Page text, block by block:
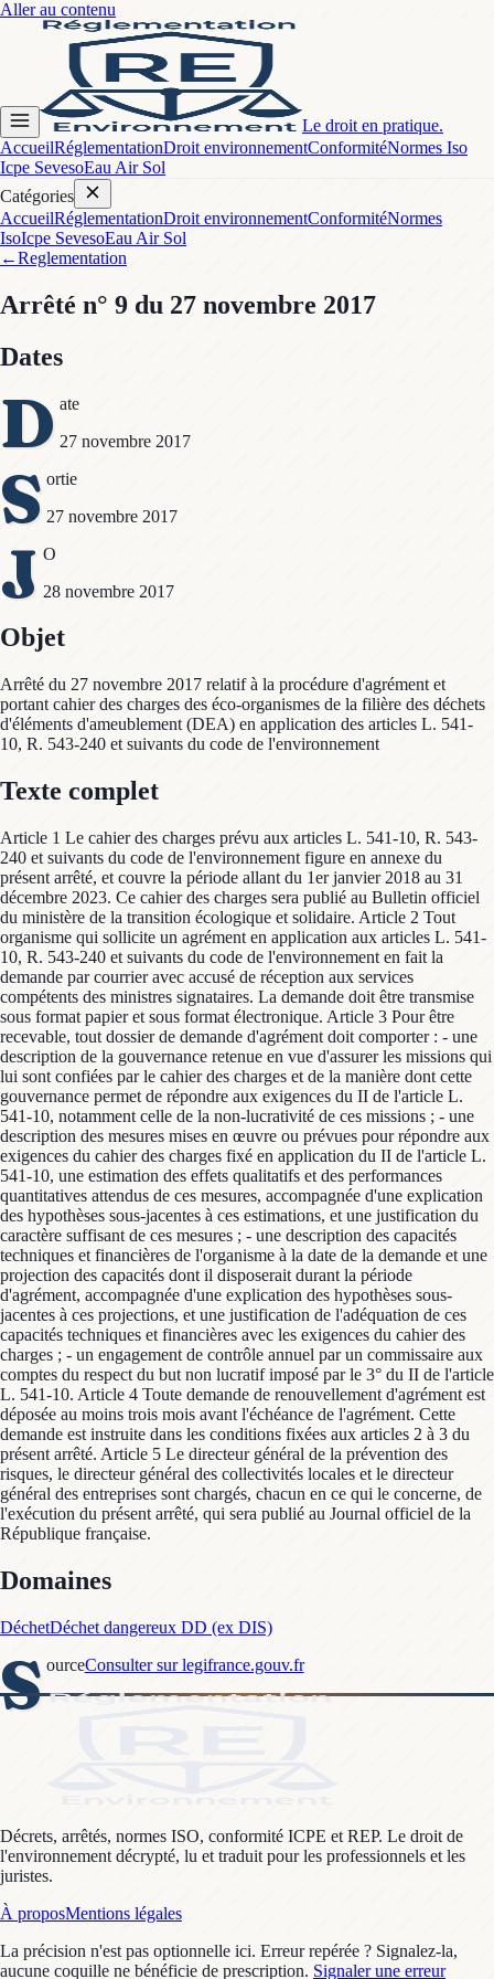
Aller au contenu
Le droit en pratique.
AccueilRéglementationDroit environnementConformitéNormes Iso
Icpe SevesoEau Air Sol
Catégories
AccueilRéglementationDroit environnementConformitéNormes
IsoIcpe SevesoEau Air Sol
←Reglementation
Arrêté n° 9 du 27 novembre 2017
Dates
D ate
27 novembre 2017
S ortie
27 novembre 2017
J O
28 novembre 2017
Objet
Arrêté du 27 novembre 2017 relatif à la procédure d'agrément et
portant cahier des charges des éco-organismes de la filière des déchets
d'éléments d'ameublement (DEA) en application des articles L. 541-
10, R. 543-240 et suivants du code de l'environnement
Texte complet
Article 1 Le cahier des charges prévu aux articles L. 541-10, R. 543-
240 et suivants du code de l'environnement figure en annexe du
présent arrêté, et couvre la période allant du 1er janvier 2018 au 31
décembre 2023. Ce cahier des charges sera publié au Bulletin officiel
du ministère de la transition écologique et solidaire. Article 2 Tout
organisme qui sollicite un agrément en application aux articles L. 541-
10, R. 543-240 et suivants du code de l'environnement en fait la
demande par courrier avec accusé de réception aux services
compétents des ministres signataires. La demande doit être transmise
sous format papier et sous format électronique. Article 3 Pour être
recevable, tout dossier de demande d'agrément doit comporter : - une
description de la gouvernance retenue en vue d'assurer les missions qui
lui sont confiées par le cahier des charges et de la manière dont cette
gouvernance permet de répondre aux exigences du II de l'article L.
541-10, notamment celle de la non-lucrativité de ces missions ; - une
description des mesures mises en œuvre ou prévues pour répondre aux
exigences du cahier des charges fixé en application du II de l'article L.
541-10, une estimation des effets qualitatifs et des performances
quantitatives attendus de ces mesures, accompagnée d'une explication
des hypothèses sous-jacentes à ces estimations, et une justification du
caractère suffisant de ces mesures ; - une description des capacités
techniques et financières de l'organisme à la date de la demande et une
projection des capacités dont il disposerait durant la période
d'agrément, accompagnée d'une explication des hypothèses sous-
jacentes à ces projections, et une justification de l'adéquation de ces
capacités techniques et financières avec les exigences du cahier des
charges ; - un engagement de contrôle annuel par un commissaire aux
comptes du respect du but non lucratif imposé par le 3° du II de l'article
L. 541-10. Article 4 Toute demande de renouvellement d'agrément est
déposée au moins trois mois avant l'échéance de l'agrément. Cette
demande est instruite dans les conditions fixées aux articles 2 à 3 du
présent arrêté. Article 5 Le directeur général de la prévention des
risques, le directeur général des collectivités locales et le directeur
général des entreprises sont chargés, chacun en ce qui le concerne, de
l'exécution du présent arrêté, qui sera publié au Journal officiel de la
République française.
Domaines
DéchetDéchet dangereux DD (ex DIS)
S ourceConsulter sur legifrance.gouv.fr
Décrets, arrêtés, normes ISO, conformité ICPE et REP. Le droit de
l'environnement décrypté, lu et traduit pour les professionnels et les
juristes.
À proposMentions légales
La précision n'est pas optionnelle ici. Erreur repérée ? Signalez-la,
aucune coquille ne bénéficie de prescription. Signaler une erreur